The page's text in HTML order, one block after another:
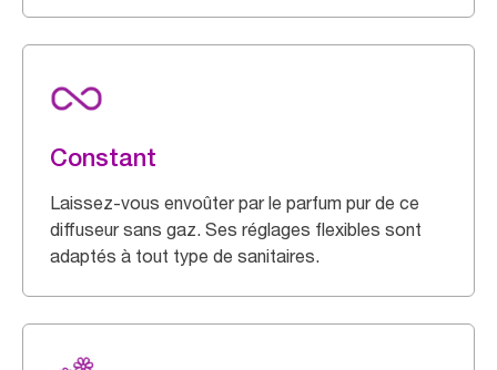
Constant
Laissez-vous envoûter par le parfum pur de ce
diffuseur sans gaz. Ses réglages flexibles sont
adaptés à tout type de sanitaires.